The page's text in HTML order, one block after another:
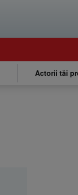
Actorii tăi